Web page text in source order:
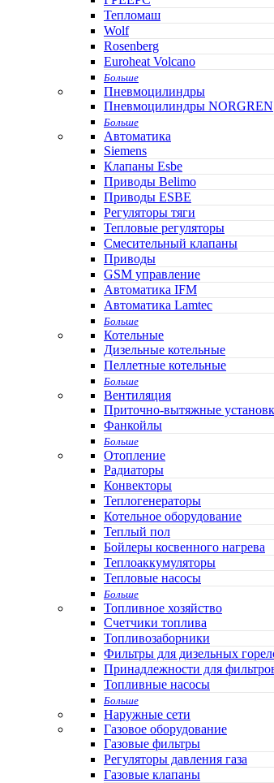
Тепломаш
Wolf
Rosenberg
Euroheat Volcano
Больше
Пневмоцилиндры
Пневмоцилиндры NORGREN
Больше
Автоматика
Siemens
Клапаны Esbe
Приводы Belimo
Приводы ESBE
Регуляторы тяги
Тепловые регуляторы
Cмесительный клапаны
Приводы
GSM управление
Автоматика IFM
Автоматика Lamtec
Больше
Котельные
Дизельные котельные
Пеллетные котельные
Больше
Вентиляция
Приточно-вытяжные
Фанкойлы
Больше
Отопление
Радиаторы
Конвекторы
Теплогенераторы
Котельное оборудование
Теплый пол
Бойлеры косвенного нагрева
Теплоаккумуляторы
Тепловые насосы
Больше
Топливное хозяйство
Счетчики топлива
Топливозаборники
Фильтры для дизельных
Принадлежности для
Топливные насосы
Больше
Наружные сети
Газовое оборудование
Газовые фильтры
Регуляторы давления газа
Газовые клапаны